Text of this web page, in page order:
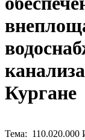
Кургане
Тема: 110.020.000